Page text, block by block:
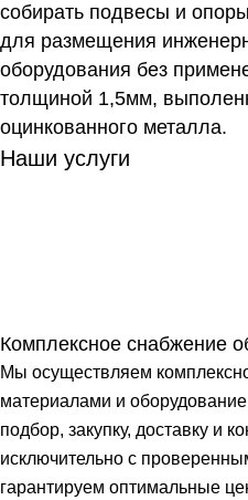
собирать подвесы и
для размещения
оборудования без
толщиной 1,5мм,
оцинкованного металла.
Наши услуги
Комплексное снабжение
Мы осуществляем
материалами и
подбор, закупку, доставку и
исключительно с
гарантируем оптимальные